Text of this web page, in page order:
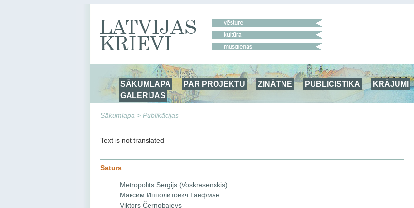
SĀKUMLAPA PAR PROJEKTU ZINĀTNE PUBLICISTIKA KRĀJUMI
GALERIJAS
Sākumlapa > Publikācijas
Text is not translated
Saturs
Metropolīts Sergijs (Voskresenskis)
Максим Ипполитович Ганфман
Viktors Černobajevs